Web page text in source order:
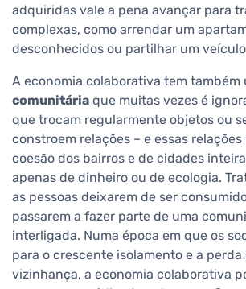
adquiridas vale a pena avançar para
complexas, como arrendar um
desconhecidos ou partilhar um
A economia colaborativa tem também
comunitária que muitas vezes é
que trocam regularmente objetos ou
constroem relações – e essas
coesão dos bairros e de cidades
apenas de dinheiro ou de ecologia.
as pessoas deixarem de ser
passarem a fazer parte de uma
interligada. Numa época em que os
para o crescente isolamento e a perda
vizinhança, a economia colaborativa